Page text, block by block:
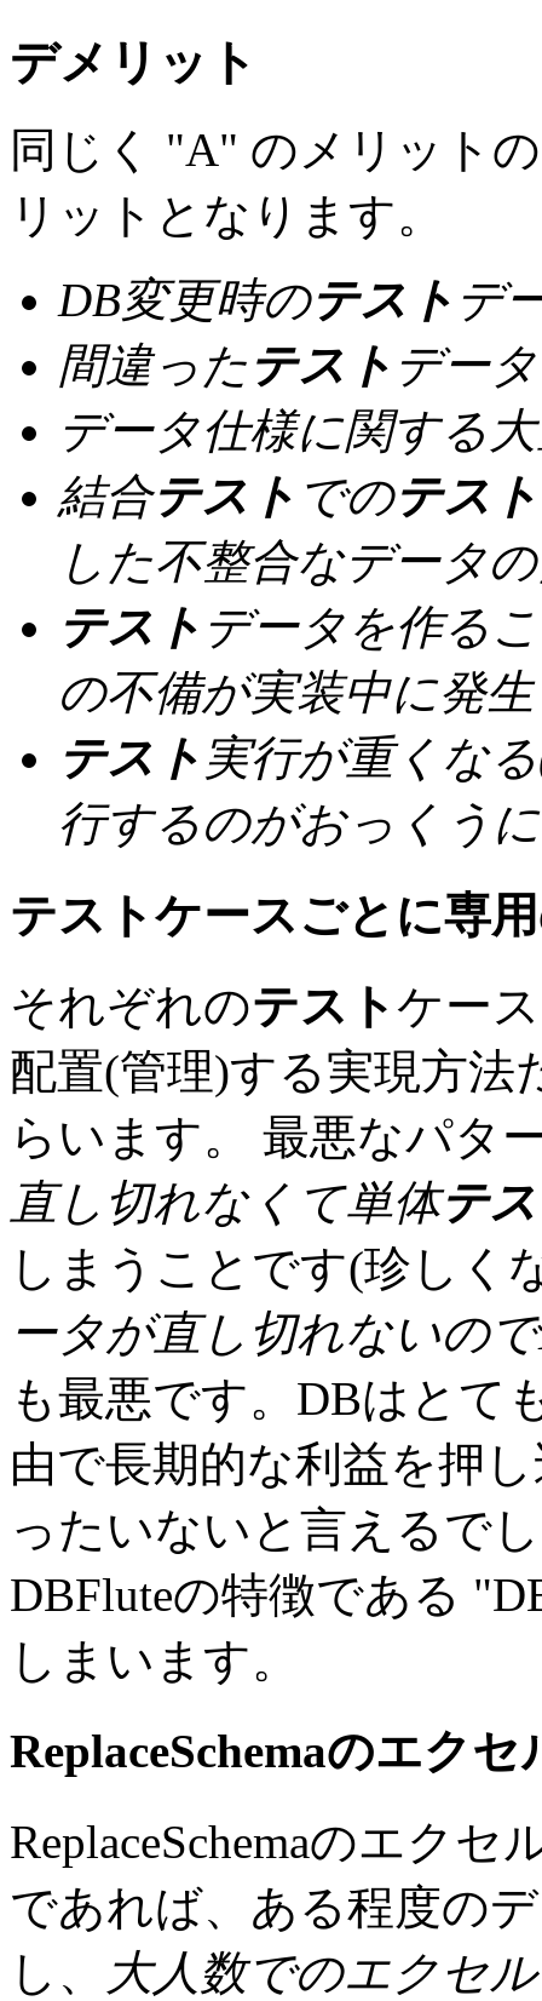
デメリット
同じく "A" のメリット
リットとなります。
DB変更時のテスト デ
間違ったテスト デー
データ仕様に関する
結合テスト でのテスト
した不整合なデータ
テスト データを作る
の不備が実装中に発生
テスト 実行が重くな
行するのがおっくう
テストケースごとに専
それぞれのテストケー
配置(管理)する実現方
らいます。 最悪なパタ
直し切れなくて単体テ
しまうことです(珍しく
ータが直し切れないの
も最悪です。DBはとて
由で長期的な利益を押
ったいないと言えるで
DBFluteの特徴である
しまいます。
ReplaceSchemaのエク
ReplaceSchemaのエク
であれば、ある程度の
し、
大人数でのエクセ